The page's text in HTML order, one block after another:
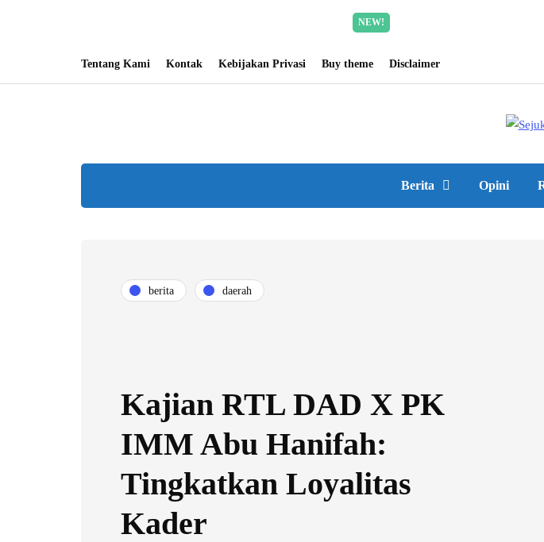
NEW!
Tentang Kami Kontak Kebijakan Privasi Buy theme Disclaimer
Berita Opini
berita daerah
Kajian RTL DAD X PK
IMM Abu Hanifah:
Tingkatkan Loyalitas
Kader